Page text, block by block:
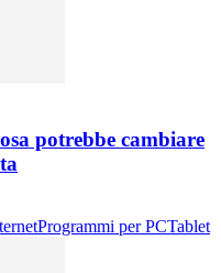
potrebbe cambiare
Programmi per PCTablet